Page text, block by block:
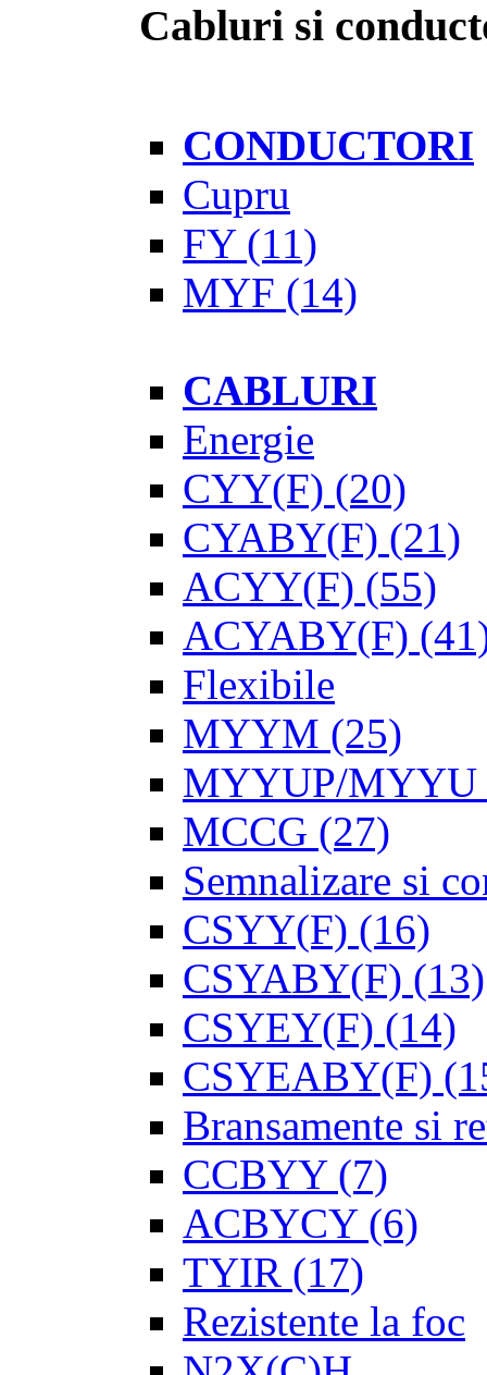
Cabluri si
CONDUCTORI
Cupru
FY(11)
MYF (14)
CABLURI
Energie
CYY(F) (20)
CYABY(F) (21)
ACYY(F) (55)
ACYABY(F)
Flexibile
MYYM (25)
MYYUP/MYYU
MCCG (27)
Semnalizare si
CSYY(F) (16)
CSYABY(F) (13)
CSYEY(F) (14)
CSYEABY(F)
Bransamente si
CCBYY(7)
ACBYCY(6)
TYIR (17)
Rezistente la foc